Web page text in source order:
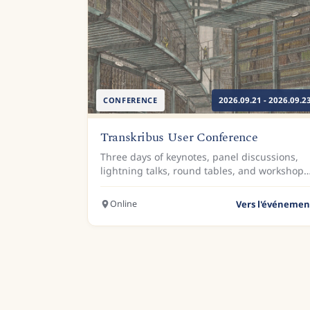
CONFERENCE 2026.09.21 -
Transkribus User Conference
Three days of keynotes, panel discussions,
lightning talks, round tables, and workshops
at the University of Passau.
Online Vers